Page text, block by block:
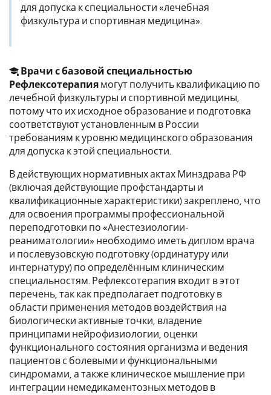
для допуска к специальности «лечебная
физкультура и спортивная медицина».
Врачи с базовой специальностью
Рефлексотерапия могут получить квалификацию по
лечебной физкультуры и спортивной медицины,
потому что их исходное образование и подготовка
соответствуют установленным в России
требованиям к уровню медицинского образования
для допуска к этой специальности.
В действующих нормативных актах Минздрава РФ
(включая действующие профстандарты и
квалификационные характеристики) закреплено, что
для освоения программы профессиональной
переподготовки по «Анестезиологии-
реаниматологии» необходимо иметь диплом врача
и послевузовскую подготовку (ординатуру или
интернатуру) по определённым клиническим
специальностям. Рефлексотерапия входит в этот
перечень, так как предполагает подготовку в
области применения методов воздействия на
биологически активные точки, владение
принципами нейрофизиологии, оценки
функционального состояния организма и ведения
пациентов с болевыми и функциональными
синдромами, а также клиническое мышление при
интеграции немедикаментозных методов в